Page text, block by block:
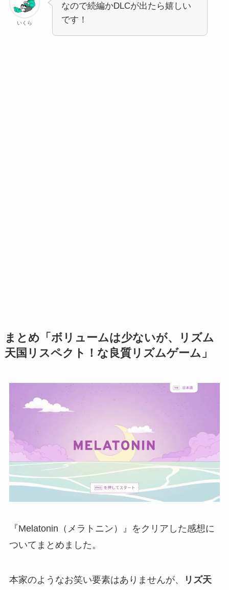
いくら
なので続編かDLCが出たら嬉しい
です！
まとめ「ボリュームは少ないが、リズム
天国リスペクト！な良質リズムゲーム」
『Melatonin（メラトニン）』をクリアした感想に
ついてまとめました。
本家のようなお笑い要素はありませんが、
リズ天